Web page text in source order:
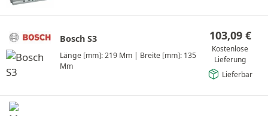
Bosch S3
Länge [mm]: 219 Mm | Breite [mm]: 135
Mm
103,09 €
Kostenlose
Lieferung
Lieferbar